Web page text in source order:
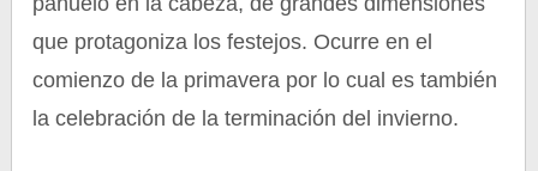
que protagoniza los festejos. Ocurre en el
comienzo de la primavera por lo cual es también
la celebración de la terminación del invierno.